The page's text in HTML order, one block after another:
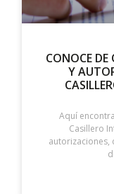
CONOCE
Y
Aquí
Casillero
autorizaciones,